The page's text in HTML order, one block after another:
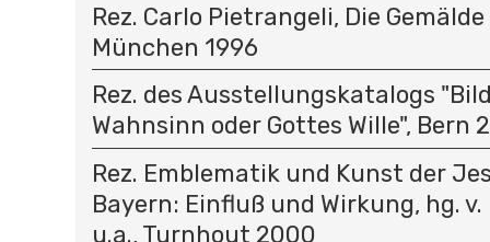
Rez. Carlo Pietrangeli, Die
München 1996
Rez. des Ausstellungskatalogs
Wahnsinn oder Gottes Wille", Bern
Rez. Emblematik und Kunst der
Bayern: Einfluß und Wirkung, hg. v.
u.a., Turnhout 2000